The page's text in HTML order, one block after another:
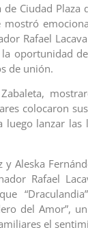
de Ciudad
mostró
Rafael
oportunidad
de unión.
colocaron
luego lanzar
y Aleska
Rafael
del Amor”,
el